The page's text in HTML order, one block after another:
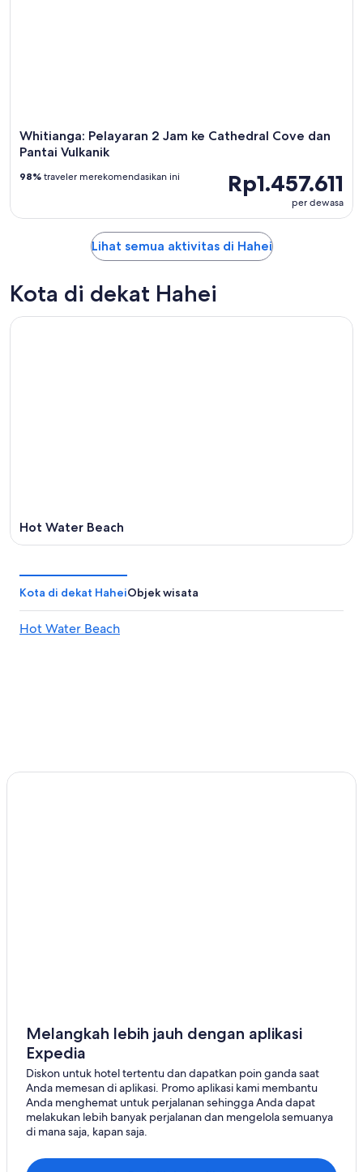
Whitianga: Pelayaran 2 Jam ke Cathedral Cove dan
Pantai Vulkanik
Rp1.457.611
per dewasa
98% traveler merekomendasikan ini
Lihat semua aktivitas di Hahei
Kota di dekat Hahei
Hot Water Beach
Kota di dekat HaheiObjek wisata
Hot Water Beach
Melangkah lebih jauh dengan aplikasi
Expedia
Diskon untuk hotel tertentu dan dapatkan poin ganda saat
Anda memesan di aplikasi. Promo aplikasi kami membantu
Anda menghemat untuk perjalanan sehingga Anda dapat
melakukan lebih banyak perjalanan dan mengelola semuanya
di mana saja, kapan saja.